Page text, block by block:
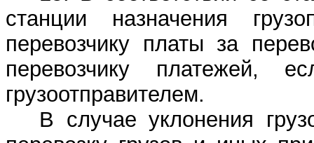
станции назначения
перевозчику платы за
перевозчику платежей,
грузоотправителем.
В случае уклонения